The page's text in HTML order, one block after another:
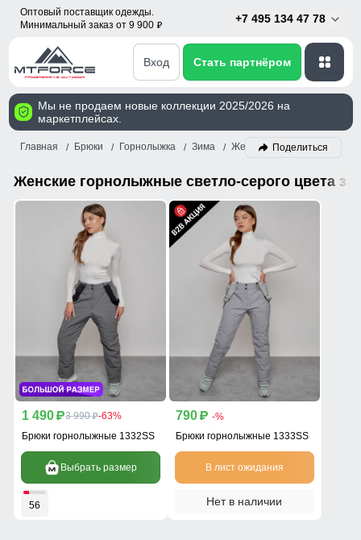
Оптовый поставщик одежды.
Минимальный заказ от 9 900 p
+7 495 134 47 78
Вход Стать партнёром
Мы не продаем новые коллекции 2025/2026 на
маркетплейсах.
Главная Брюки Горнолыжка Зима Женский Светло-серый
Поделиться
Женские горнолыжные светло-серого цвета
1 490 p3 990 p-63%
Брюки горнолыжные 1332SS
Выбрать размер
56
790 p -%
Брюки горнолыжные 1333SS
В лист ожидания
Нет в наличии